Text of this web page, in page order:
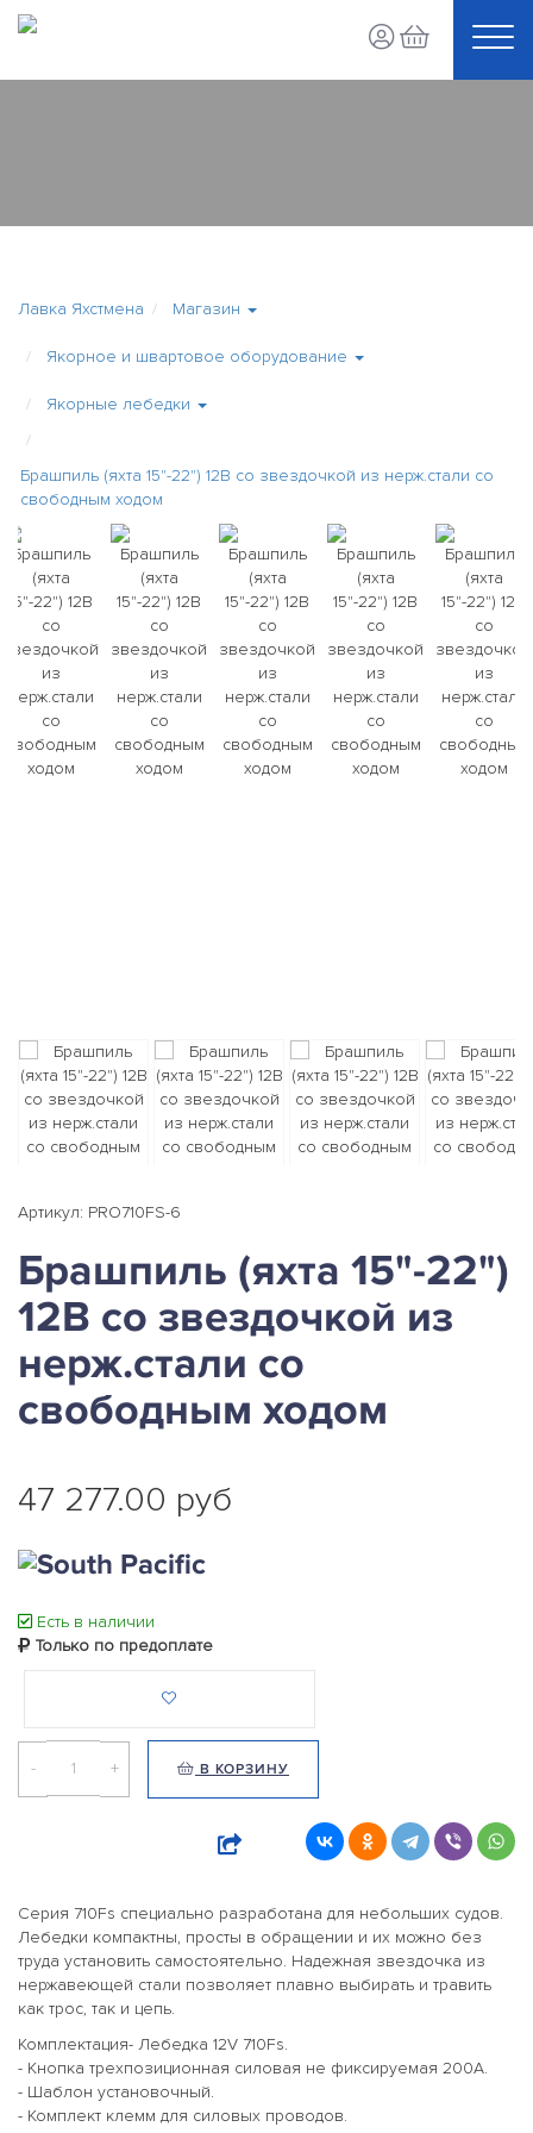
Лавка Яхстмена Магазин
Якорное и швартовое оборудование
Якорные лебедки
Брашпиль (яхта 15"-22") 12В со звездочкой из нерж.стали со
свободным ходом
Артикул: PRO710FS-6
Брашпиль (яхта 15"-22")
12В со звездочкой из
нерж.стали со
свободным ходом
47 277.00 руб
Есть в наличии
Только по предоплате
- + В КОРЗИНУ
Серия 710Fs специально разработана для небольших судов.
Лебедки компактны, просты в обращении и их можно без
труда установить самостоятельно. Надежная звездочка из
нержавеющей стали позволяет плавно выбирать и травить
как трос, так и цепь.
Комплектация- Лебедка 12V 710Fs.
- Кнопка трехпозиционная силовая не фиксируемая 200A.
- Шаблон установочный.
- Комплект клемм для силовых проводов.